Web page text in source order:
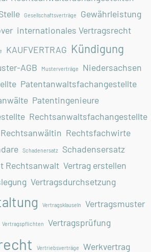
Gesellschaftsverträge
Gewährleistung
internationales Vertragsrecht
KAUFVERTRAG Kündigung
AGB Musterverträge
Niedersachsen
Patentanwaltsfachangestellte
Patentingenieure
Rechtsanwaltsfachangestellte
Rechtsanwältin Rechtsfachwirte
Schadenersatz
Schadensersatz
Rechtsanwalt Vertrag erstellen
Vertragsdurchsetzung
Vertragsklauseln Vertragsmuster
Vertragspflichten Vertragsprüfung
Vertriebsverträge Werkvertrag